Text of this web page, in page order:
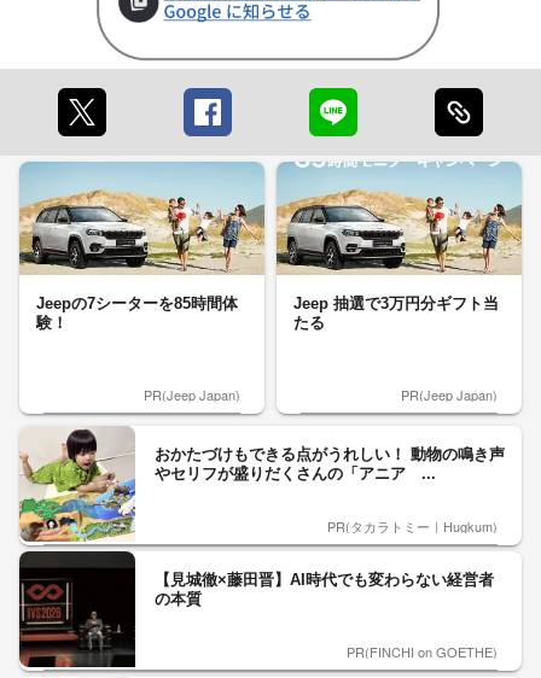
Jeepの7シーターを85時間体
験！
PR(Jeep Japan)
Jeep 抽選で3万円分ギフト当
たる
PR(Jeep Japan)
おかたづけもできる点がうれしい！ 動物の鳴き声
やセリフが盛りだくさんの「アニア ...
PR(タカラトミー｜Hugkum)
【見城徹×藤田晋】AI時代でも変わらない経営者
の本質
PR(FINCHI on GOETHE)